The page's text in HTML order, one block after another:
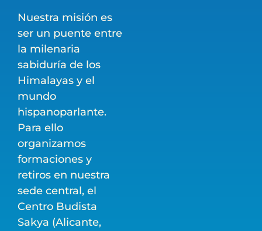
Nuestra misión es
ser un puente entre
la milenaria
sabiduría de los
Himalayas y el
mundo
hispanoparlante.
Para ello
organizamos
formaciones y
retiros en nuestra
sede central, el
Centro Budista
Sakya (Alicante,